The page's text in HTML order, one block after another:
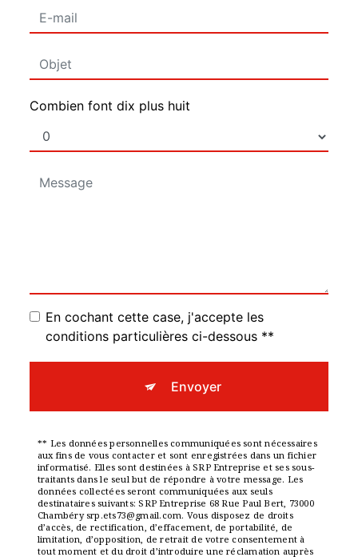
Combien font dix plus huit
En cochant cette case, j'accepte les
conditions particulières ci-dessous **
Envoyer
** Les données personnelles communiquées sont nécessaires
aux fins de vous contacter et sont enregistrées dans un fichier
informatisé. Elles sont destinées à SRP Entreprise et ses sous-
traitants dans le seul but de répondre à votre message. Les
données collectées seront communiquées aux seuls
destinataires suivants: SRP Entreprise 68 Rue Paul Bert, 73000
Chambéry srp.ets73@gmail.com. Vous disposez de droits
d’accès, de rectification, d’effacement, de portabilité, de
limitation, d’opposition, de retrait de votre consentement à
tout moment et du droit d’introduire une réclamation auprès